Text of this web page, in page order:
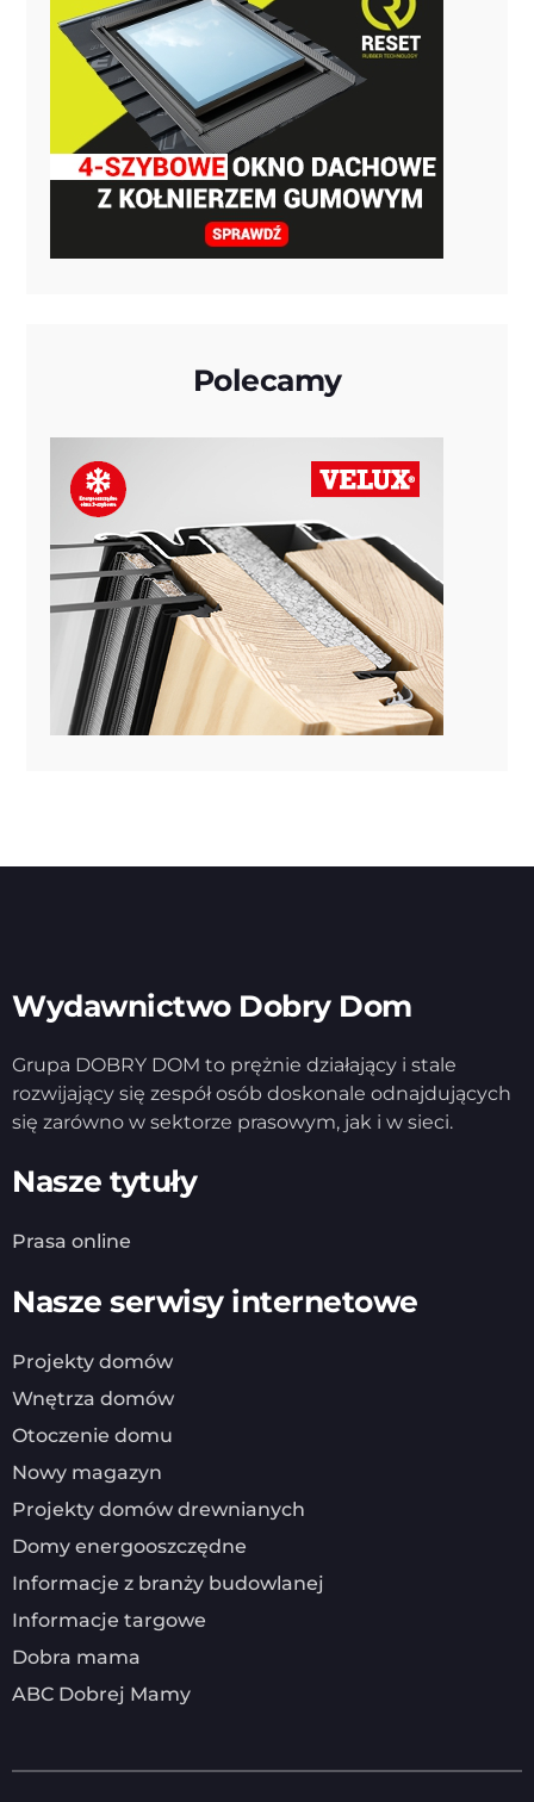
Polecamy
Wydawnictwo Dobry Dom
Grupa DOBRY DOM to prężnie działający i stale
rozwijający się zespół osób doskonale odnajdujących
się zarówno w sektorze prasowym, jak i w sieci.
Nasze tytuły
Prasa online
Nasze serwisy internetowe
Projekty domów
Wnętrza domów
Otoczenie domu
Nowy magazyn
Projekty domów drewnianych
Domy energooszczędne
Informacje z branży budowlanej
Informacje targowe
Dobra mama
ABC Dobrej Mamy